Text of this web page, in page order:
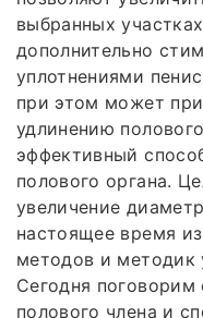
выбранных
дополнительно
уплотнениями
при этом может
удлинению
эффективный
полового органа.
увеличение
настоящее время
методов и методик
Сегодня поговорим
полового члена и